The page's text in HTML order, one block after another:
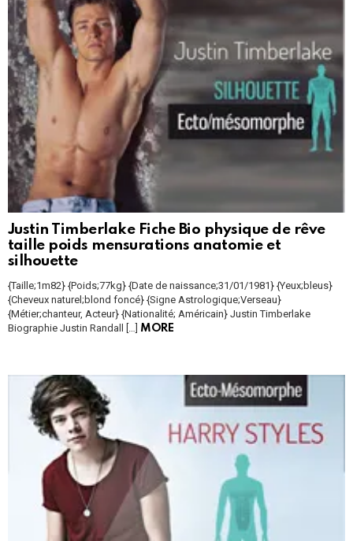
Justin Timberlake Fiche Bio physique de rêve
taille poids mensurations anatomie et
silhouette
{Taille;1m82} {Poids;77kg} {Date de naissance;31/01/1981} {Yeux;bleus}
{Cheveux naturel;blond foncé} {Signe Astrologique;Verseau}
{Métier;chanteur, Acteur} {Nationalité; Américain} Justin Timberlake
Biographie Justin Randall […] MORE